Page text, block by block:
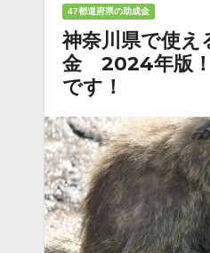
47都道府県の助成金
神奈川県で使え
金 2024年版
です！